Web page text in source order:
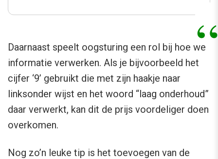
Daarnaast speelt oogsturing een rol bij hoe we
informatie verwerken. Als je bijvoorbeeld het
cijfer ‘9’ gebruikt die met zijn haakje naar
linksonder wijst en het woord “laag onderhoud”
daar verwerkt, kan dit de prijs voordeliger doen
overkomen.
Nog zo’n leuke tip is het toevoegen van de